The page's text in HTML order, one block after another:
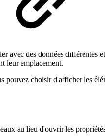
avec des données différentes
leur emplacement.
pouvez choisir d'afficher les
au lieu d'ouvrir les